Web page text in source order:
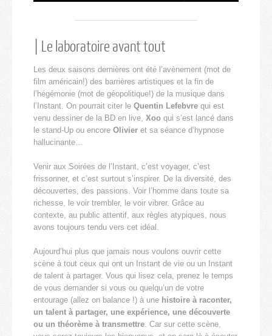
| Le laboratoire avant tout
Les deux saisons dernières ont été l’avènement (mot de
film américain!) des barrières artistiques et la fin de
l’hégémonie (mot de géopolitique!) de la musique dans
l’Instant. On pourrait citer le Quentin Lefebvre qui est
venu dessiner de la BD en live, Xoo qui s’est lancé dans
le stand-Up ou encore Olivier et sa séance d’hypnose
hallucinante…
Venir aux Soirées de l’Instant, c’est voyager, c’est
frissonner, et c’est surtout s’inspirer. De la diversité, des
découvertes, des passions. Voir l’homme dans toute sa
richesse, le voir trembler, le voir vibrer. Grâce au
contexte, au public attentif, aux règles atypiques, nous
avons toujours tendu vers cet idéal.
Aujourd’hui plus que jamais nous voulons ouvrir cette
scène à tout ceux qui ont un Instant de vie ou un Instant
de talent à partager. Vous qui lisez cela, prenez le temps
de vous demander si vous ou quelqu’un de votre
entourage (allez on balance !) à une histoire à raconter,
un talent à partager, une expérience, une découverte
ou un théorème à transmettre . Car sur cette scène,